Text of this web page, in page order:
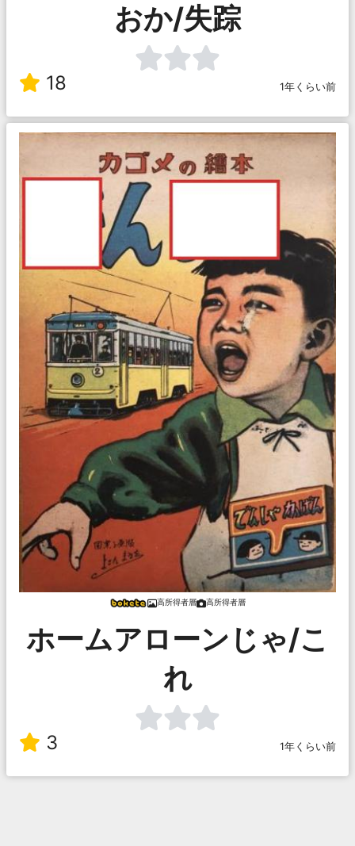
おか/失踪
18 1年くらい前
高所得者層 高所得者層
ホームアローンじゃ/こ
れ
3 1年くらい前